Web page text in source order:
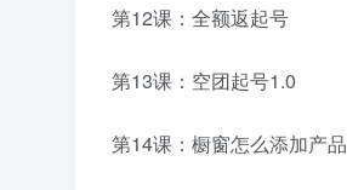
第12课：全额返起号
第13课：空团起号1.0
第14课：橱窗怎么添加产品